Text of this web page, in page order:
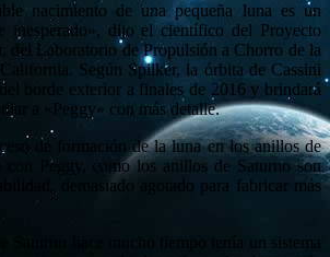
nacimiento de una pequeña luna es un
e inesperado», dijo el científico del Proyecto
del Laboratorio de Propulsión a Chorro de la
California. Según Spilker, la órbita de Cassini
del borde exterior a finales de 2016 y brindará
a «Peggy» con más detalle.
de formación de la luna en los anillos de
con Peggy, como los anillos de Saturno son
demasiado agotado para fabricar más
Saturno hace mucho tiempo tenía un sistema